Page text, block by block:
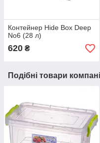
Контейнер Hide Box Deep
No6 (28 л)
620 ₴
Подібні товари